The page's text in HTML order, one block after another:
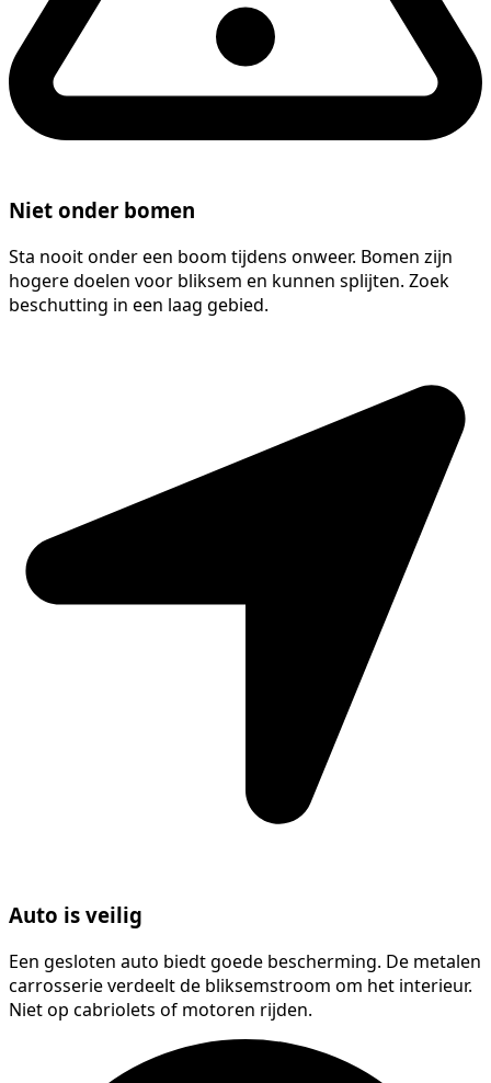
Niet onder bomen
Sta nooit onder een boom tijdens onweer. Bomen zijn
hogere doelen voor bliksem en kunnen splijten. Zoek
beschutting in een laag gebied.
Auto is veilig
Een gesloten auto biedt goede bescherming. De metalen
carrosserie verdeelt de bliksemstroom om het interieur.
Niet op cabriolets of motoren rijden.